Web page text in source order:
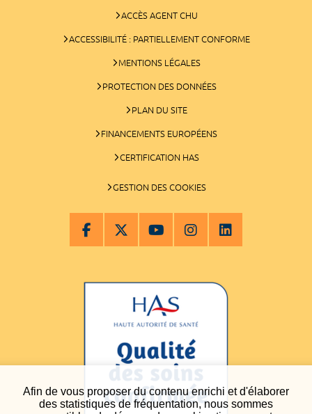
Afin de vous proposer du contenu enrichi et d'élaborer
des statistiques de fréquentation, nous sommes
ACCÈS AGENT CHU
ACCESSIBILITÉ : PARTIELLEMENT CONFORME
MENTIONS LÉGALES
PROTECTION DES DONNÉES
PLAN DU SITE
FINANCEMENTS EUROPÉENS
CERTIFICATION HAS
GESTION DES COOKIES